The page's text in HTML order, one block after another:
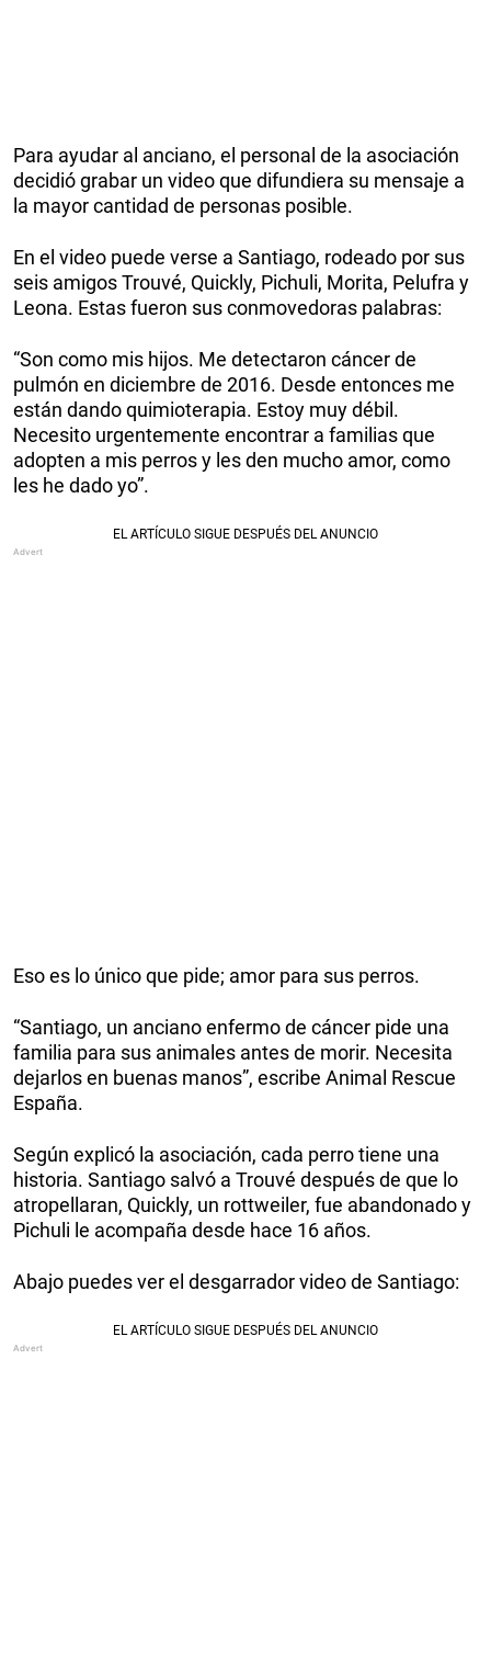
Para ayudar al anciano, el personal de la asociación
decidió grabar un video que difundiera su mensaje a
la mayor cantidad de personas posible.
En el video puede verse a Santiago, rodeado por sus
seis amigos Trouvé, Quickly, Pichuli, Morita, Pelufra y
Leona. Estas fueron sus conmovedoras palabras:
“Son como mis hijos. Me detectaron cáncer de
pulmón en diciembre de 2016. Desde entonces me
están dando quimioterapia. Estoy muy débil.
Necesito urgentemente encontrar a familias que
adopten a mis perros y les den mucho amor, como
les he dado yo”.
Eso es lo único que pide; amor para sus perros.
“Santiago, un anciano enfermo de cáncer pide una
familia para sus animales antes de morir. Necesita
dejarlos en buenas manos”, escribe Animal Rescue
España.
Según explicó la asociación, cada perro tiene una
historia. Santiago salvó a Trouvé después de que lo
atropellaran, Quickly, un rottweiler, fue abandonado y
Pichuli le acompaña desde hace 16 años.
Abajo puedes ver el desgarrador video de Santiago: